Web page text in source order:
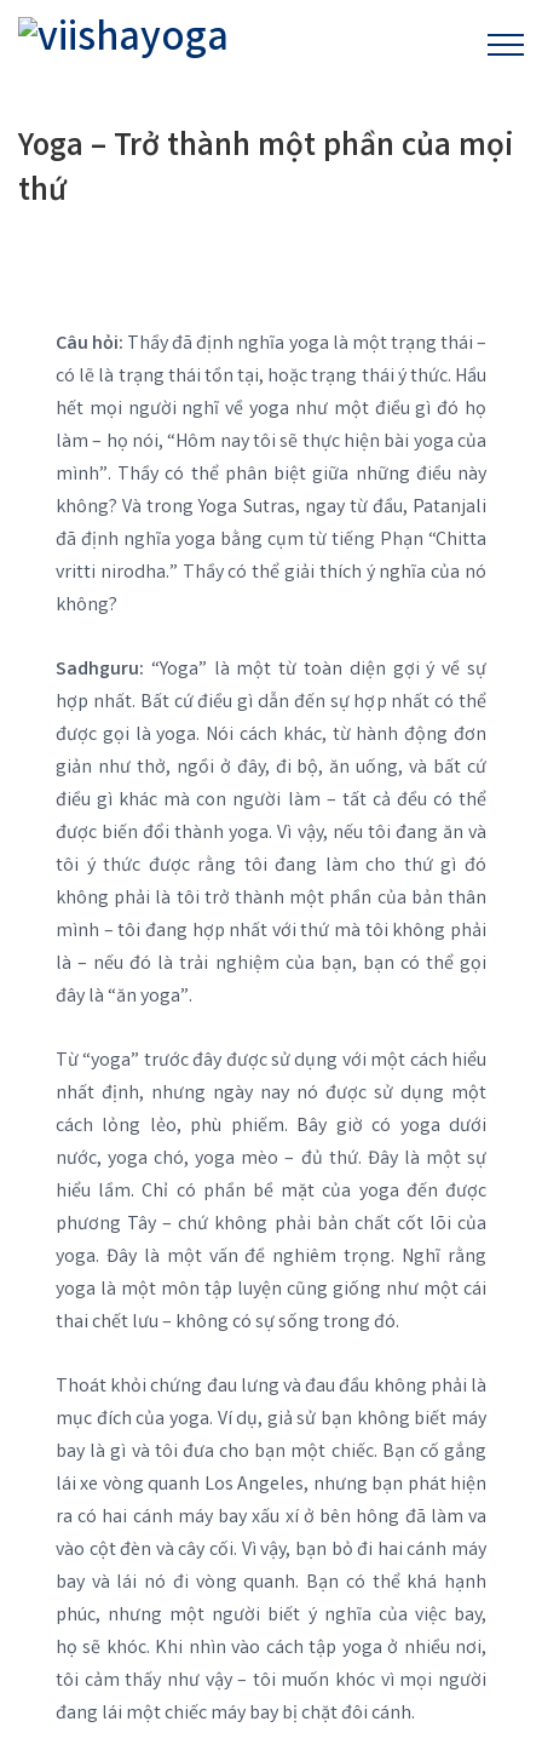
Yoga – Trở thành một phần của mọi
thứ
Câu hỏi: Thầy đã định nghĩa yoga là một trạng thái –
có lẽ là trạng thái tồn tại, hoặc trạng thái ý thức. Hầu
hết mọi người nghĩ về yoga như một điều gì đó họ
làm – họ nói, “Hôm nay tôi sẽ thực hiện bài yoga của
mình”. Thầy có thể phân biệt giữa những điều này
không? Và trong Yoga Sutras, ngay từ đầu, Patanjali
đã định nghĩa yoga bằng cụm từ tiếng Phạn “Chitta
vritti nirodha.” Thầy có thể giải thích ý nghĩa của nó
không?
Sadhguru: “Yoga” là một từ toàn diện gợi ý về sự
hợp nhất. Bất cứ điều gì dẫn đến sự hợp nhất có thể
được gọi là yoga. Nói cách khác, từ hành động đơn
giản như thở, ngồi ở đây, đi bộ, ăn uống, và bất cứ
điều gì khác mà con người làm – tất cả đều có thể
được biến đổi thành yoga. Vì vậy, nếu tôi đang ăn và
tôi ý thức được rằng tôi đang làm cho thứ gì đó
không phải là tôi trở thành một phần của bản thân
mình – tôi đang hợp nhất với thứ mà tôi không phải
là – nếu đó là trải nghiệm của bạn, bạn có thể gọi
đây là “ăn yoga”.
Từ “yoga” trước đây được sử dụng với một cách hiểu
nhất định, nhưng ngày nay nó được sử dụng một
cách lỏng lẻo, phù phiếm. Bây giờ có yoga dưới
nước, yoga chó, yoga mèo – đủ thứ. Đây là một sự
hiểu lầm. Chỉ có phần bề mặt của yoga đến được
phương Tây – chứ không phải bản chất cốt lõi của
yoga. Đây là một vấn đề nghiêm trọng. Nghĩ rằng
yoga là một môn tập luyện cũng giống như một cái
thai chết lưu – không có sự sống trong đó.
Thoát khỏi chứng đau lưng và đau đầu không phải là
mục đích của yoga. Ví dụ, giả sử bạn không biết máy
bay là gì và tôi đưa cho bạn một chiếc. Bạn cố gắng
lái xe vòng quanh Los Angeles, nhưng bạn phát hiện
ra có hai cánh máy bay xấu xí ở bên hông đã làm va
vào cột đèn và cây cối. Vì vậy, bạn bỏ đi hai cánh máy
bay và lái nó đi vòng quanh. Bạn có thể khá hạnh
phúc, nhưng một người biết ý nghĩa của việc bay,
họ sẽ khóc. Khi nhìn vào cách tập yoga ở nhiều nơi,
tôi cảm thấy như vậy – tôi muốn khóc vì mọi người
đang lái một chiếc máy bay bị chặt đôi cánh.